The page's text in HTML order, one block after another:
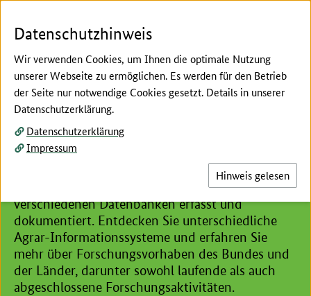
Hier beginnt der Hauptinhalt dieser Seite
Agrar-Datenbanken
Informationsportale
Forschungsergebnisse aus dem Agrarbereich und
Zwischenstände von Projekten werden in
verschiedenen Datenbanken erfasst und
dokumentiert. Entdecken Sie unterschiedliche
Agrar-Informationssysteme und erfahren Sie
mehr über Forschungsvorhaben des Bundes und
der Länder, darunter sowohl laufende als auch
abgeschlossene Forschungsaktivitäten.
Datenschutzhinweis
Wir verwenden Cookies, um Ihnen die optimale Nutzung
unserer Webseite zu ermöglichen. Es werden für den Betrieb
der Seite nur notwendige Cookies gesetzt. Details in unserer
Datenschutzerklärung.
Datenschutzerklärung
Impressum
Hinweis gelesen